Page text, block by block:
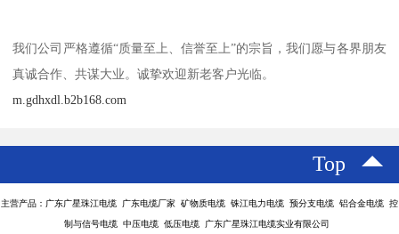
我们公司严格遵循“质量至上、信誉至上”的宗旨，我们愿与各界朋友
真诚合作、共谋大业。诚挚欢迎新老客户光临。
m.gdhxdl.b2b168.com
Top
主营产品：广东广星珠江电缆 广东电缆厂家 矿物质电缆 铢江电力电缆 预分支电缆 铝合金电缆 控
制与信号电缆 中压电缆 低压电缆 广东广星珠江电缆实业有限公司